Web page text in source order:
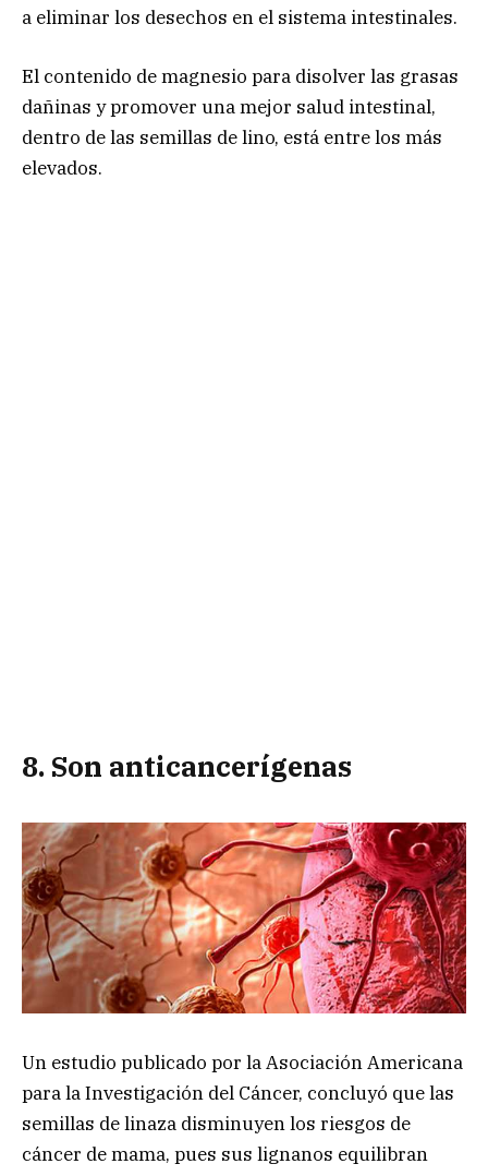
a eliminar los desechos en el sistema intestinales.
El contenido de magnesio para disolver las grasas
dañinas y promover una mejor salud intestinal,
dentro de las semillas de lino, está entre los más
elevados.
8. Son anticancerígenas
Un estudio publicado por la Asociación Americana
para la Investigación del Cáncer, concluyó que las
semillas de linaza disminuyen los riesgos de
cáncer de mama, pues sus lignanos equilibran